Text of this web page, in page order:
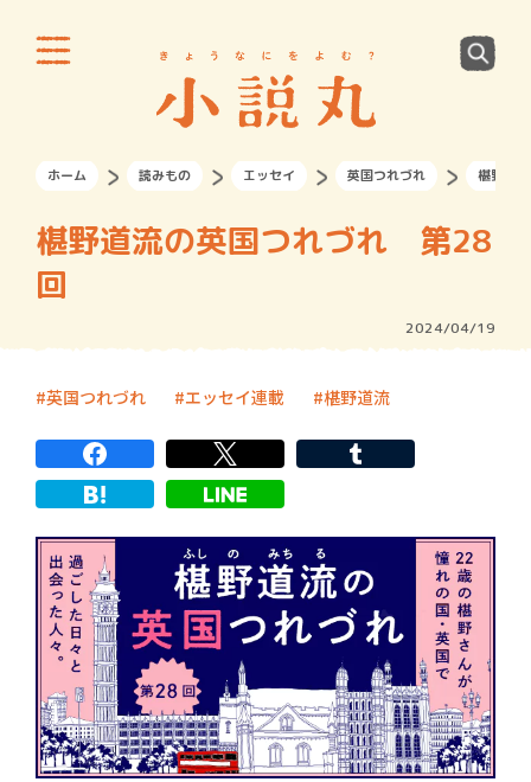
ホーム 読みもの エッセイ 英国つれづれ 椹野道
椹野道流の英国つれづれ 第28
回
2024/04/19
英国つれづれ エッセイ連載 椹野道流